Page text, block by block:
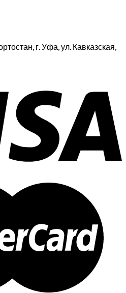
г. Уфа, ул. Кавказская,